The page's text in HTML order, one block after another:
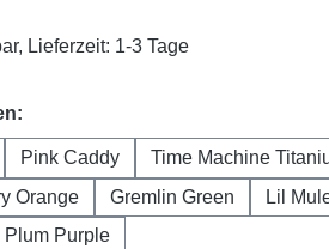
Lieferzeit: 1-3 Tage
Pink Caddy Time Machine
Orange
Gremlin Green
Lil
Plum Purple